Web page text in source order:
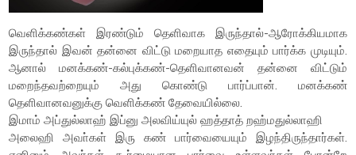
வெளிக்கண்கள் இரண்டும் தெளிவாக இருந்தால்-ஆரோக்கியமாக
இருந்தால் இவன் தன்னை விட்டு மறையாத எதையும் பார்க்க முடியும்.
ஆனால் மனக்கண்-கல்புக்கண்-தெளிவானவன் தன்னை விட்டும்
மறைந்தவற்றையும் அது கொண்டு பார்ப்பான். மனக்கண்
தெளிவானவனுக்கு வெளிக்கண் தேவையில்லை.
இமாம் அப்துல்லாஹ் இப்னு அலவிய்யுல் ஹத்தாத் றஹ்மதுல்லாஹி
அலைஹி அவா்கள் இரு கண் பார்வையையும் இழந்திருந்தார்கள்.